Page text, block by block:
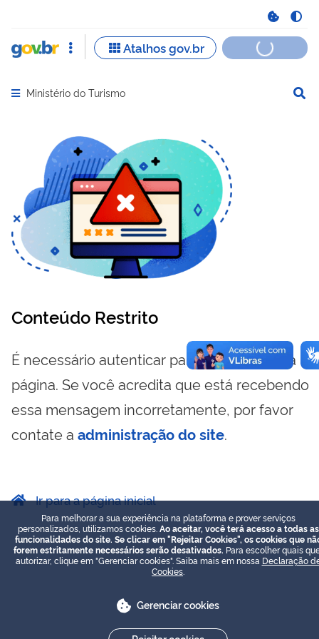
Abrir menu principal de navegação
Ministério do Turismo
Conteúdo Restrito
É necessário autenticar para visualizar essa
página. Se você acredita que está recebendo
essa mensagem incorretamente, por favor
contate a administração do site.
Ir para a página inicial
Para melhorar a sua experiência na plataforma e prover serviços
personalizados, utilizamos cookies. Ao aceitar, você terá acesso a todas as
funcionalidades do site. Se clicar em "Rejeitar Cookies", os cookies que
forem estritamente necessários serão desativados. Para escolher quais
autorizar, clique em "Gerenciar cookies". Saiba mais em nossa Declaração
Cookies
Gerenciar cookies